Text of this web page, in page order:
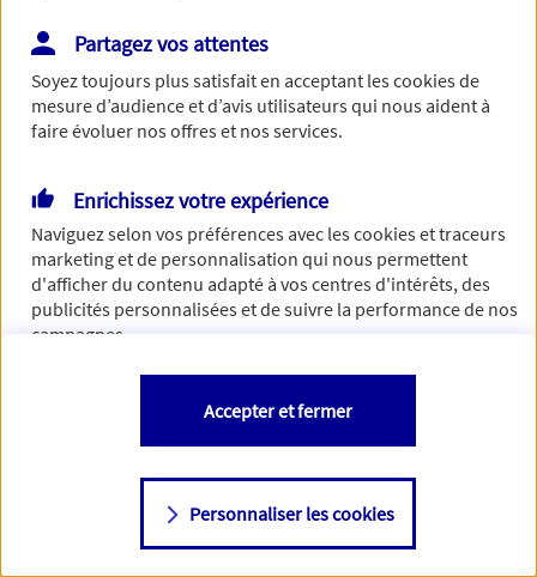
Vous disposez de droits sur les informations vous concernant. Pour
plus d’informations,cliquez ici.
Partagez vos attentes
Soyez toujours plus satisfait en acceptant lescookiesde
mesure d’audience et d’avis utilisateurs qui nous aident à
faire évoluer nos offres et nos services.
Enrichissez votre expérience
Naviguez selon vos préférences avec lescookies et traceurs
marketing et de personnalisation qui nous permettent
d'afficher du contenu adapté à vos centres d'intérêts, des
publicités personnalisées et de suivre la performance de nos
campagnes.
Vous êtes libre de les accepter, de les refuser comme de
changer d'avis à tout moment en allant sur
Consulter notre politique decookies
Personnaliser les cookies
Accepter et fermer